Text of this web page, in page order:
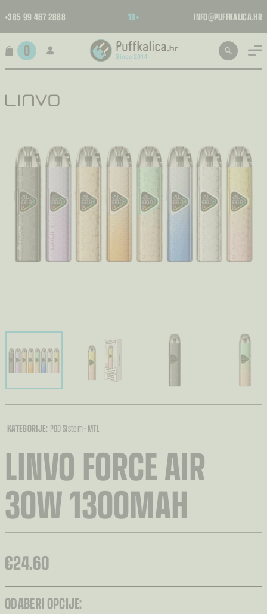
+385 99 467 2888 18+ INFO@PUFFKALICA.HR
0
KATEGORIJE: POD Sistem - MTL
LINVO FORCE AIR
30W 1300MAH
€24.60
ODABERI OPCIJE: